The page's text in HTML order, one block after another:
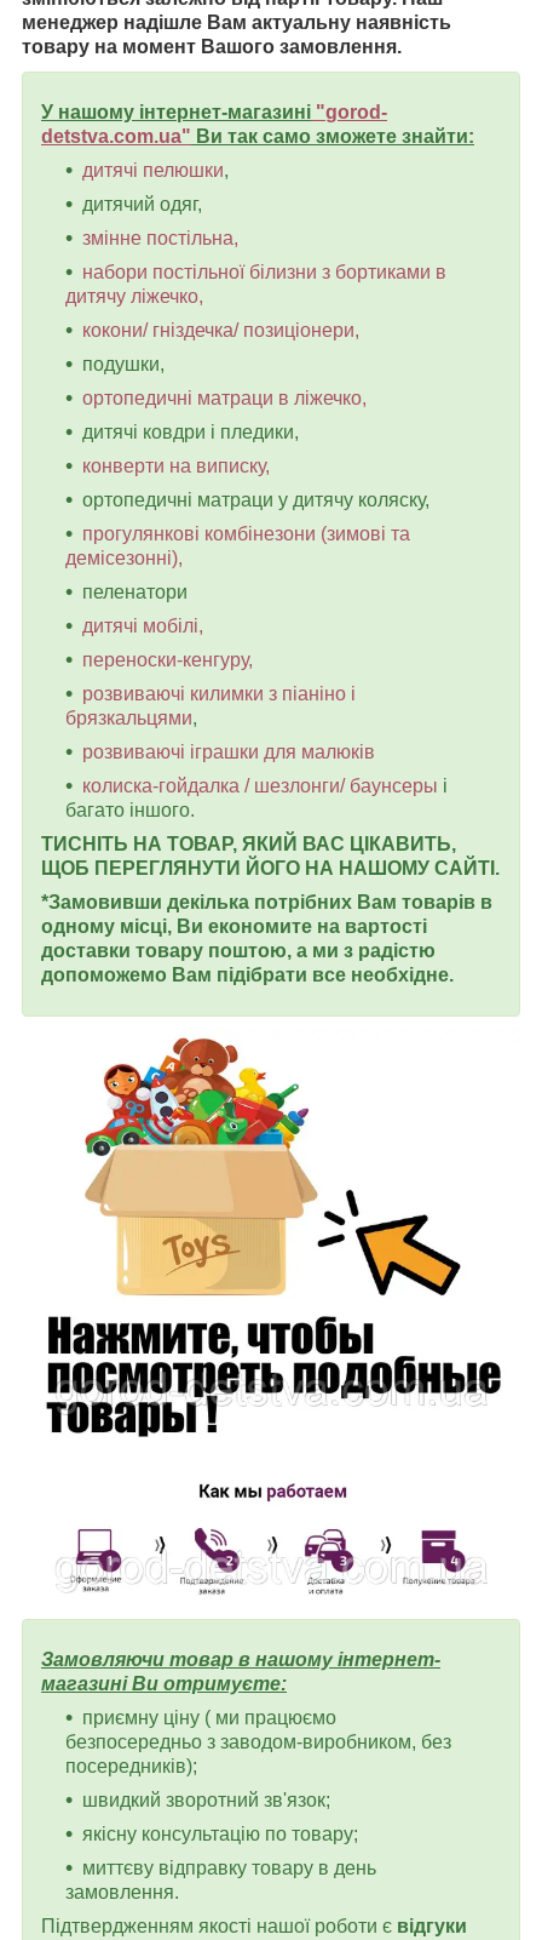
менеджер надішле Вам актуальну наявність
товару на момент Вашого замовлення.
У нашому інтернет-магазині "gorod-
detstva.com.ua" Ви так само зможете знайти:
дитячі пелюшки,
дитячий одяг,
змінне постільна,
набори постільної білизни з бортиками в
дитячу ліжечко,
кокони/ гніздечка/ позиціонери,
подушки,
ортопедичні матраци в ліжечко,
дитячі ковдри і пледики,
конверти на виписку,
ортопедичні матраци у дитячу коляску,
прогулянкові комбінезони (зимові та
демісезонні),
пеленатори
дитячі мобілі,
переноски-кенгуру,
розвиваючі килимки з піаніно і
брязкальцями,
розвиваючі іграшки для малюків
колиска-гойдалка / шезлонги/ баунсеры і
багато іншого.
ТИСНІТЬ НА ТОВАР, ЯКИЙ ВАС ЦІКАВИТЬ,
ЩОБ ПЕРЕГЛЯНУТИ ЙОГО НА НАШОМУ САЙТІ.
*Замовивши декілька потрібних Вам товарів в
одному місці, Ви економите на вартості
доставки товару поштою, а ми з радістю
допоможемо Вам підібрати все необхідне.
Замовляючи товар в нашому інтернет-
магазині Ви отримуєте:
приємну ціну ( ми працюємо
безпосередньо з заводом-виробником, без
посередників);
швидкий зворотний зв'язок;
якісну консультацію по товару;
миттєву відправку товару в день
замовлення.
Підтвердженням якості нашої роботи є відгуки